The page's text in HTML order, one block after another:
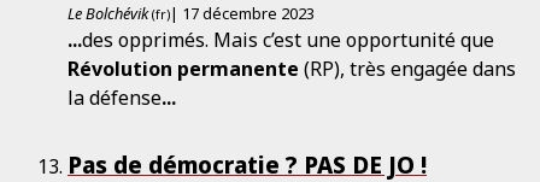
Le Bolchévik (fr)| 17 décembre 2023
...des opprimés. Mais c’est une opportunité que
Révolution permanente (RP), très engagée dans
la défense...
Pas de démocratie ? PAS DE JO !